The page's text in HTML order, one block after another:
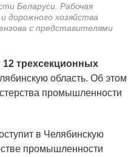
Беларуси. Рабочая
дорожного хозяйства
с представителями
12 трехсекционных
область. Об этом
промышленности
в Челябинскую
промышленности